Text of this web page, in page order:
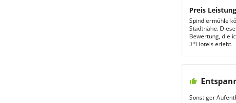
Preis
Spindlermühle
Stadtnähe.
Bewertung, die
3*Hotels erlebt.
Sonstiger